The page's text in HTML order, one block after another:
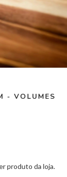
- VOLUMES
produto da loja.